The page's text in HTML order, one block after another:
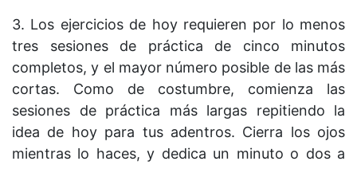
3. Los ejercicios de hoy requieren por lo menos
tres sesiones de práctica de cinco minutos
completos, y el mayor número posible de las más
cortas. Como de costumbre, comienza las
sesiones de práctica más largas repitiendo la
idea de hoy para tus adentros. Cierra los ojos
mientras lo haces, y dedica un minuto o dos a